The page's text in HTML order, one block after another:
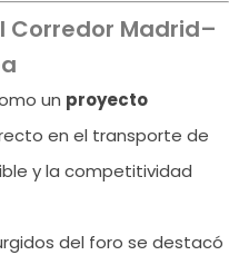
Corredor Madrid–
un proyecto
en el transporte de
y la competitividad
del foro se destacó